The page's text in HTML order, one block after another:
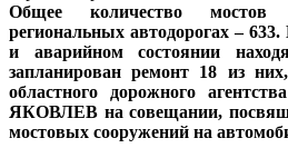
Общее количество
региональных автодорогах –
и аварийном состоянии
запланирован ремонт 18 из
областного дорожного
ЯКОВЛЕВ на совещании,
мостовых сооружений на